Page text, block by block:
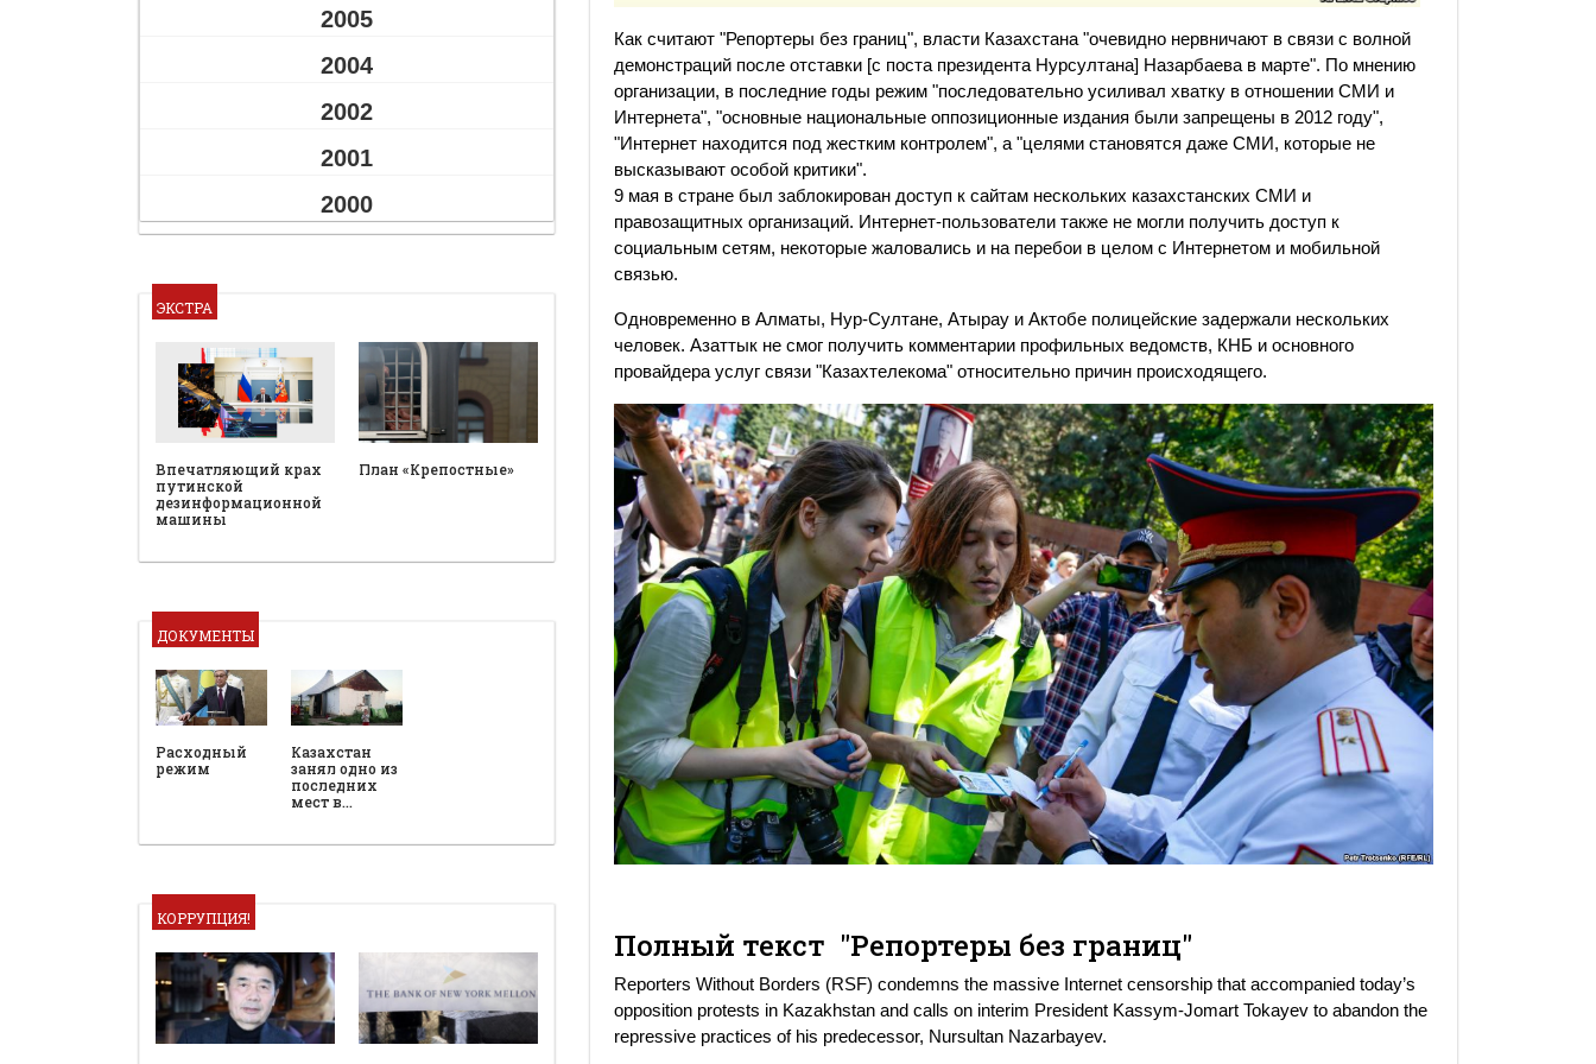
2005
2004
2002
2001
2000
ЭКСТРА
Впечатляющий крах
путинской
дезинформационной
машины
План «Крепостные»
ДОКУМЕНТЫ
Расходный
режим
Казахстан
занял одно из
последних
мест в…
КОРРУПЦИЯ!
Как считают "Репортеры без границ", власти Казахстана "очевидно нервничают в связи с волной
демонстраций после отставки [с поста президента Нурсултана] Назарбаева в марте". По мнению
организации, в последние годы режим "последовательно усиливал хватку в отношении СМИ и
Интернета", "основные национальные оппозиционные издания были запрещены в 2012 году",
"Интернет находится под жестким контролем", а "целями становятся даже СМИ, которые не
высказывают особой критики".
9 мая в стране был заблокирован доступ к сайтам нескольких казахстанских СМИ и
правозащитных организаций. Интернет-пользователи также не могли получить доступ к
социальным сетям, некоторые жаловались и на перебои в целом с Интернетом и мобильной
связью.
Одновременно в Алматы, Нур-Султане, Атырау и Актобе полицейские задержали нескольких
человек. Азаттык не смог получить комментарии профильных ведомств, КНБ и основного
провайдера услуг связи "Казахтелекома" относительно причин происходящего.
Полный текст "Репортеры без границ"
Reporters Without Borders (RSF) condemns the massive Internet censorship that accompanied today’s
opposition protests in Kazakhstan and calls on interim President Kassym-Jomart Tokayev to abandon the
repressive practices of his predecessor, Nursultan Nazarbayev.